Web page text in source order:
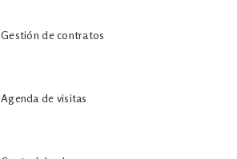
Gestión de contratos
Agenda de visitas